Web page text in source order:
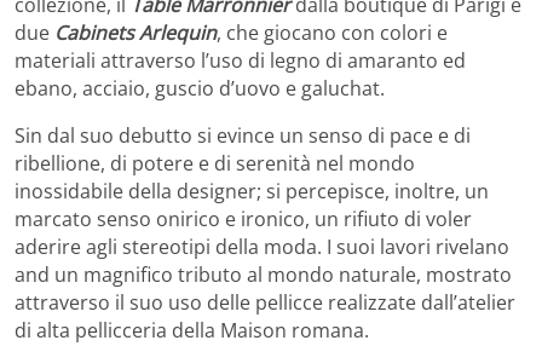
due Cabinets Arlequin, che giocano con colori e
materiali attraverso l’uso di legno di amaranto ed
ebano, acciaio, guscio d’uovo e galuchat.
Sin dal suo debutto si evince un senso di pace e di
ribellione, di potere e di serenità nel mondo
inossidabile della designer; si percepisce, inoltre, un
marcato senso onirico e ironico, un rifiuto di voler
aderire agli stereotipi della moda. I suoi lavori rivelano
and un magnifico tributo al mondo naturale, mostrato
attraverso il suo uso delle pellicce realizzate dall’atelier
di alta pellicceria della Maison romana.